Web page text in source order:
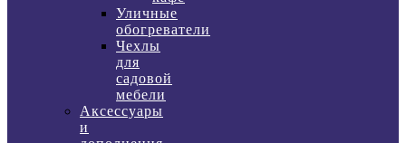
Уличные
обогреватели
Чехлы
для
садовой
мебели
Аксессуары
и